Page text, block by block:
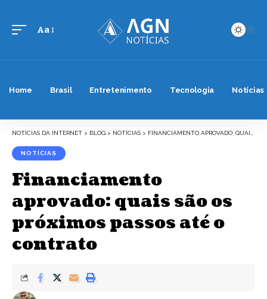
Font
Aa
Home Brasil Entretenimento Tecnologia Notícias
NOTÍCIAS DA INTERNET > BLOG > NOTÍCIAS > FINANCIAMENTO APROVADO: QUAIS SÃO OS PRÓXIMOS PASSOS ATÉ O CONTRATO
NOTÍCIAS
Financiamento
aprovado: quais são os
próximos passos até o
contrato